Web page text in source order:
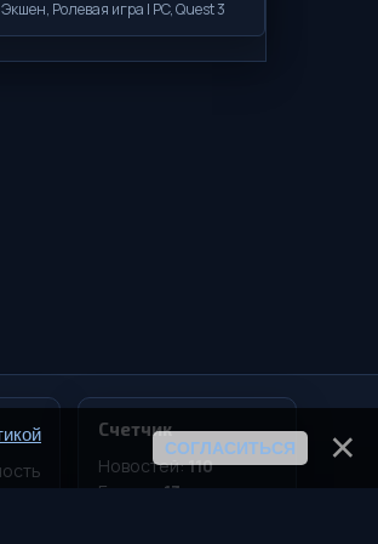
Экшен, Ролевая игра | PC, Quest 3
Счетчик
Новостей:110
Блогов: 13
СОГЛАСИТЬСЯ